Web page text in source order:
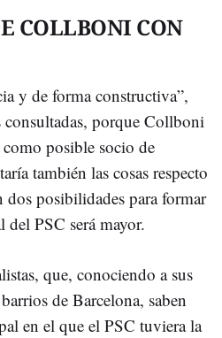
COLLBONI CON
y de forma constructiva”,
consultadas, porque Collboni
posible socio de
también las cosas respecto
dos posibilidades para formar
PSC será mayor.
que, conociendo a sus
de Barcelona, saben
en el que el PSC tuviera la